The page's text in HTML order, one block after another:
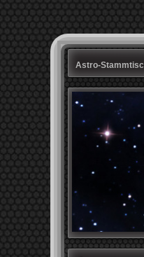
Astro-